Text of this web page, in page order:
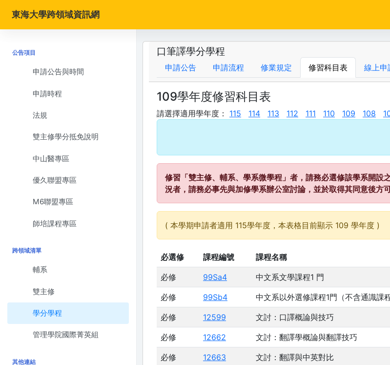
東海大學跨領域資訊網
公告項目
申請公告與時間
申請時程
法規
雙主修學分抵免說明
中山醫專區
優久聯盟專區
M6聯盟專區
師培課程專區
跨領域清單
輔系
雙主修
學分學程
管理學院國際菁英組
其他連結
口筆譯學分學程
申請公告 申請流程 修業規定 修習科目表 線上申
109學年度修習科目表
請選擇適用學年度： 115 114 113 112 111 110 109 108
修習「雙主修、輔系、學系微學程」者，請務必選修該學系開
況者，請務必事先與加修學系辦公室討論，並於取得其同意後方
( 本學期申請者適用 115學年度，本表格目前顯示 109 學年度 )
必選修 課程編號 課程名稱
必修 99Sa4 中文系文學課程1 門
必修 99Sb4 中文系以外選修課程1門（不含通識課程
必修 12599 文討：口譯概論與技巧
必修 12662 文討：翻譯學概論與翻譯技巧
必修 12663 文討：翻譯與中英對比